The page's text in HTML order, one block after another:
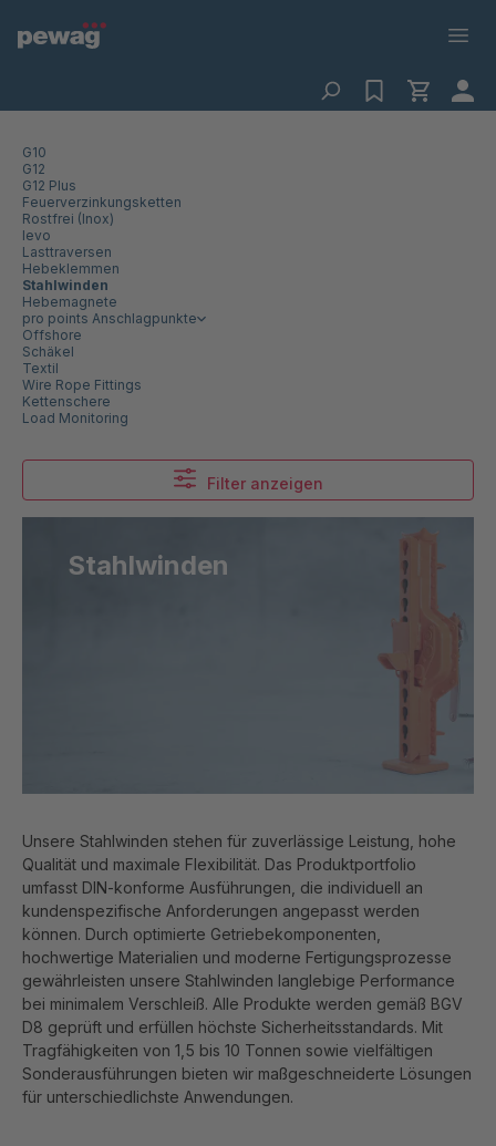
G10
G12
G12 Plus
Feuerverzinkungsketten
Rostfrei (Inox)
levo
Lasttraversen
Hebeklemmen
Stahlwinden
Hebemagnete
pro points Anschlagpunkte
Offshore
Schäkel
Textil
Wire Rope Fittings
Kettenschere
Load Monitoring
Filter anzeigen
Stahlwinden
Unsere Stahlwinden stehen für zuverlässige Leistung, hohe
Qualität und maximale Flexibilität. Das Produktportfolio
umfasst DIN-konforme Ausführungen, die individuell an
kundenspezifische Anforderungen angepasst werden
können. Durch optimierte Getriebekomponenten,
hochwertige Materialien und moderne Fertigungsprozesse
gewährleisten unsere Stahlwinden langlebige Performance
bei minimalem Verschleiß. Alle Produkte werden gemäß BGV
D8 geprüft und erfüllen höchste Sicherheitsstandards. Mit
Tragfähigkeiten von 1,5 bis 10 Tonnen sowie vielfältigen
Sonderausführungen bieten wir maßgeschneiderte Lösungen
für unterschiedlichste Anwendungen.